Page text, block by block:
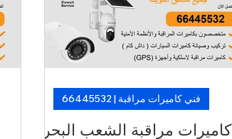
من فنيين متخصصين. 🛡️ لأن الأمان ما فيه
تأجيل… خلّ الكاميرات تشتغل، وارتاح!
كاميرات مراقبة الشعب البحري
فني كاميرات مراقبة | 66445532